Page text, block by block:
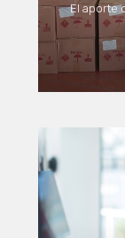
El aporte